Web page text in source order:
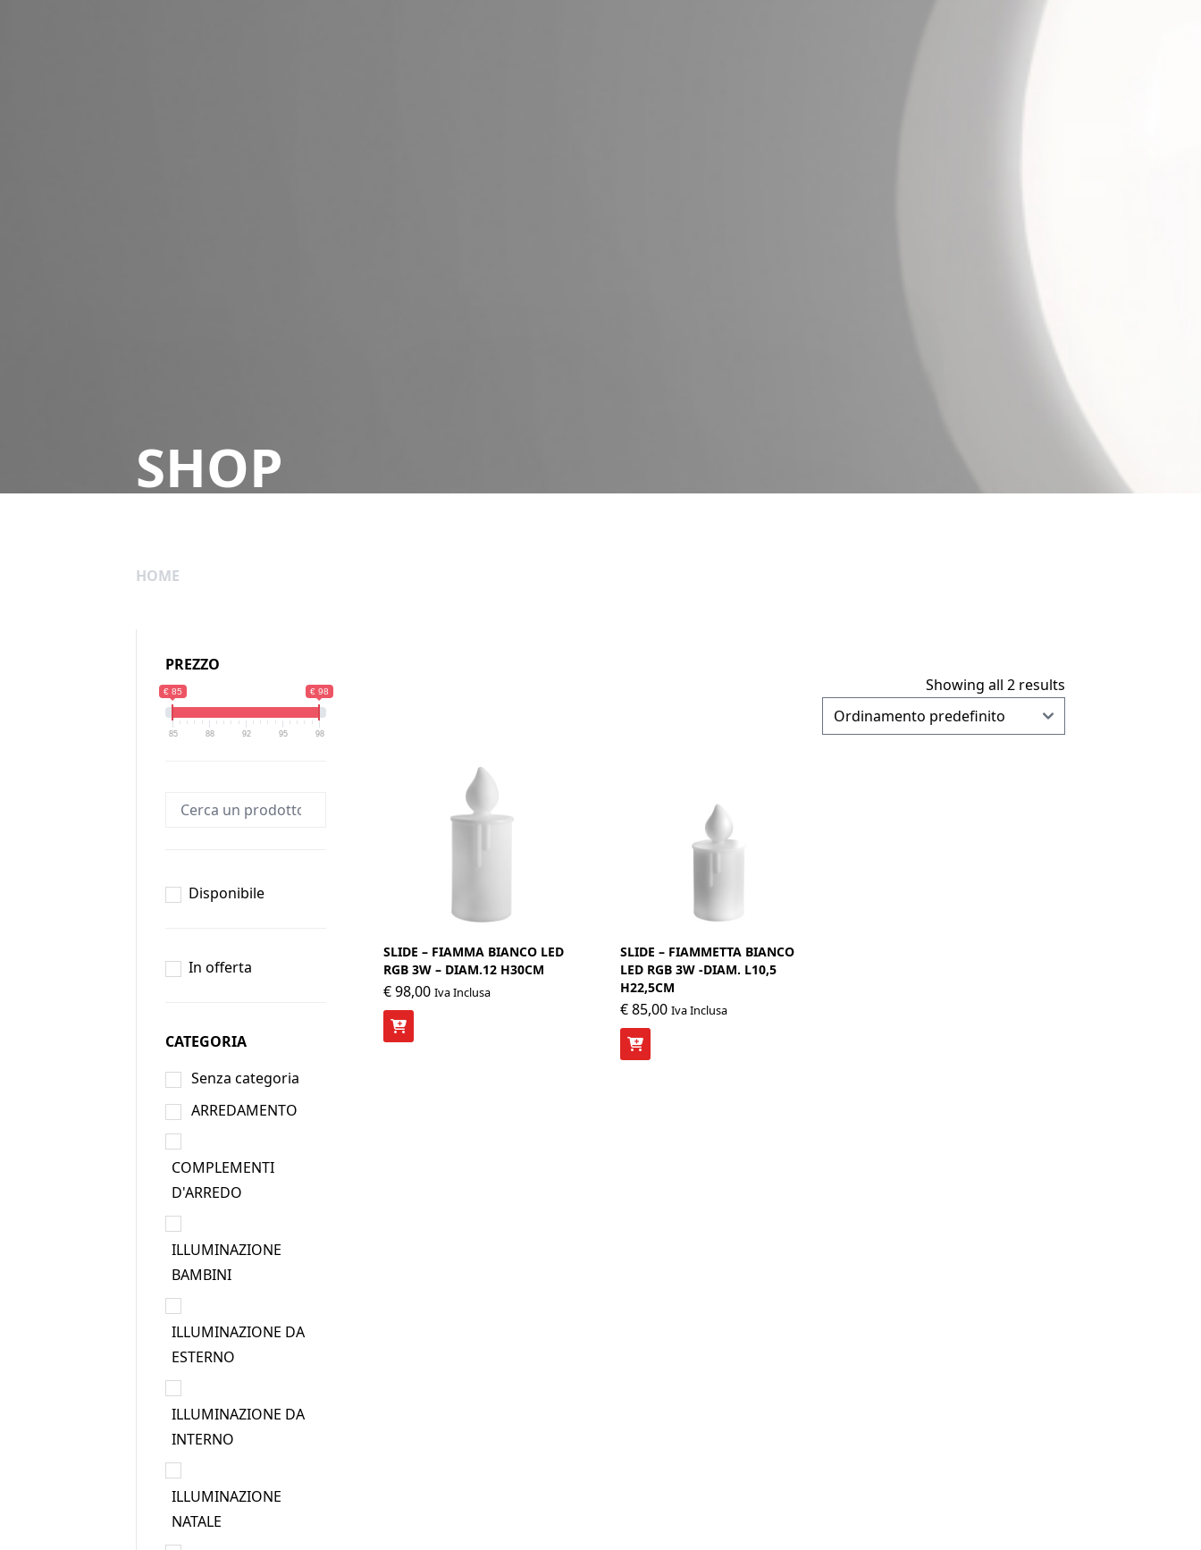
SHOP
HOME
PREZZO
€ 85 € 98
85 88 92 95 98
Disponibile
In offerta
CATEGORIA
Senza categoria
ARREDAMENTO
COMPLEMENTI
D'ARREDO
ILLUMINAZIONE
BAMBINI
ILLUMINAZIONE DA
ESTERNO
ILLUMINAZIONE DA
INTERNO
ILLUMINAZIONE
NATALE
Showing all 2 results
SLIDE – FIAMMA BIANCO LED
RGB 3W – DIAM.12 H30CM
€98,00 Iva Inclusa
SLIDE – FIAMMETTA BIANCO
LED RGB 3W -DIAM. L10,5
H22,5CM
€85,00 Iva Inclusa